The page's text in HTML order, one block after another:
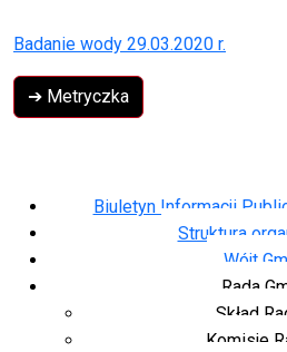
Biuletyn Informacji
Struktura
Wójt
Rada
Skład
Komisje
Badanie wody 29.03.2020 r.
➔ Metryczka